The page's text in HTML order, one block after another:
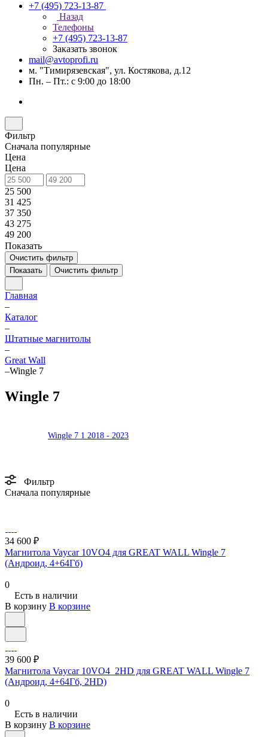
+7 (495) 723-13-87
Назад
Телефоны
+7 (495) 723-13-87
Заказать звонок
mail@avtoprofi.ru
м. "Тимирязевская", ул. Костякова, д.12
Пн. – Пт.: с 9:00 до 18:00
Фильтр
Сначала популярные
Цена
Цена
25 500
31 425
37 350
43 275
49 200
Показать
Очистить фильтр
Показать
Очистить фильтр
Главная
–
Каталог
–
Штатные магнитолы
–
Great Wall
–Wingle 7
Wingle 7
Wingle 7 1 2018 - 2023
Фильтр
Сначала популярные
34 600 ₽
Магнитола Vaycar 10VO4 для GREAT WALL Wingle 7
(Андроид, 4+64Гб)
0
Есть в наличии
В корзину В корзине
39 600 ₽
Магнитола Vaycar 10VO4_2HD для GREAT WALL Wingle 7
(Андроид, 4+64Гб, 2HD)
0
Есть в наличии
В корзину В корзине